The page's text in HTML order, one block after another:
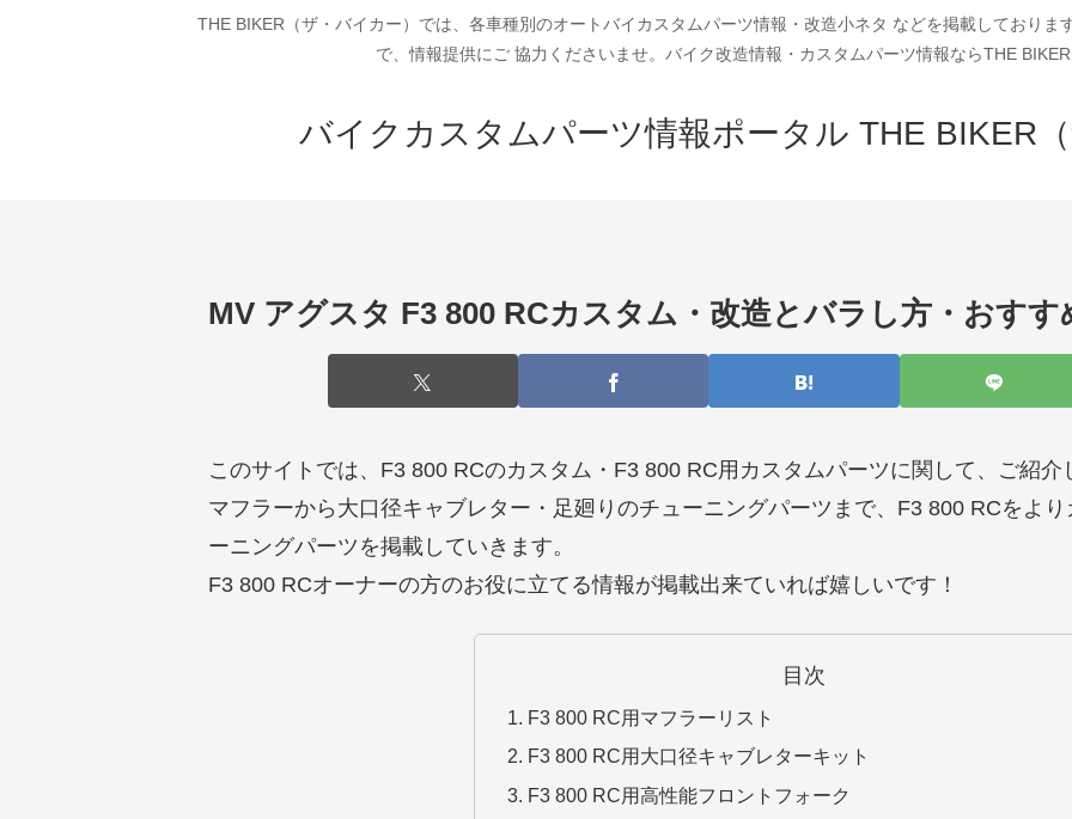
THE BIKER（ザ・バイカー）では、各車種別のオートバイカスタムパーツ情報・改造小ネタ などを掲載しておりま
で、情報提供にご 協力くださいませ。バイク改造情報・カスタムパーツ情報ならTHE
バイクカスタムパーツ情報ポータル THE BIKER
MV アグスタ F3 800 RCカスタム・改造とバラし方・おすす
このサイトでは、F3 800 RCのカスタム・F3 800 RC用カスタムパーツに関して、ご紹介
マフラーから大口径キャブレター・足廻りのチューニングパーツまで、F3 800 RCをよ
ーニングパーツを掲載していきます。
F3 800 RCオーナーの方のお役に立てる情報が掲載出来ていれば嬉しいです！
目次
F3 800 RC用マフラーリスト
F3 800 RC用大口径キャブレターキット
F3 800 RC用高性能フロントフォーク